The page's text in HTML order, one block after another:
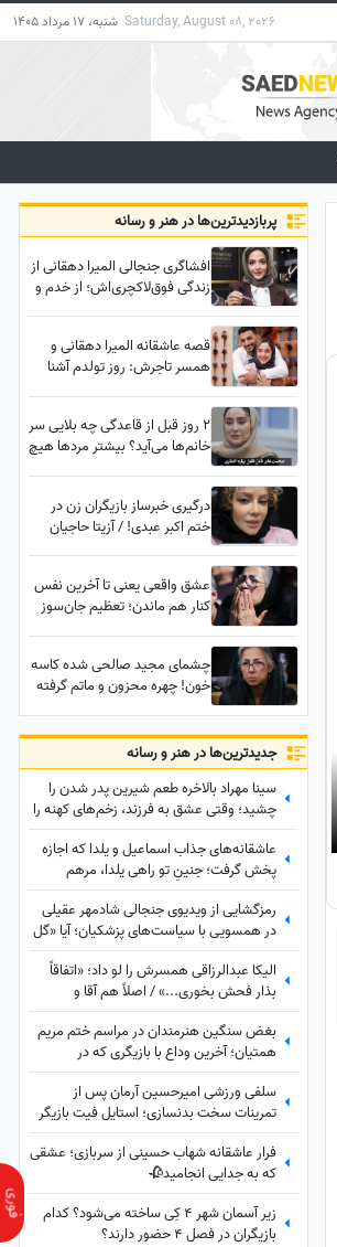
Saturday, August 08, 2026 شنبه، 17 مرداد 1405
پربازدید‌ترین‌ها در هنر و رسانه
افشاگری جنجالی المیرا دهقانی از
زندگی فوق‌لاکچری‌اش؛ از خدم و
قصه عاشقانه المیرا دهقانی و
همسر تاجرش: روز تولدم آشنا
2 روز قبل از قاعدگی چه بلایی سر
خانم‌ها می‌آید؟ بیشتر مردها هیچ
سیکل قاعدگی کارش به طلاق و
کتک‌کاری کشید
درگیری خبرساز بازیگران زن در
ختم اکبر عبدی! / آزیتا حاجیان
شهرک غرب به بار آمد!
عشق واقعی یعنی تا آخرین نفس
کنار هم ماندن؛ تعظیم جان‌سوز
چشمای مجید صالحی شده کاسه
خون! چهره محزون و ماتم گرفته
صدف اسپهبدی، مریم مومن، ژاله
صامتی، نسرین مقانلو و...
جدید‌ترین‌ها در هنر و رسانه
سینا مهراد بالاخره طعم شیرین پدر شدن را
چشید؛ وقتی عشق به فرزند، زخم‌های کهنه را
شست و در نهایت همان چیزی نصیبش شد
که مردها از زندگی می‌خواهند!
عاشقانه‌های جذاب اسماعیل و یلدا که اجازه
پخش گرفت؛ جنینِ تو راهی یلدا، مرهم
زخم‌های سینا مهراد شد!
رمزگشایی از ویدیوی جنجالی شادمهر عقیلی
در همسویی با سیاست‌های پزشکیان؛ آیا «گل
یاس» بلیت برگشت به خانه است؟
الیکا عبدالرزاقی همسرش را لو داد؛ «اتفاقاً
بذار فحش بخوری...» / اصلاً هم آقا و
متشخص نیست!
بغض سنگین هنرمندان در مراسم ختم مریم
همتیان؛ آخرین وداع با بازیگری که در
33سالگی تسلیم سرطان شد / از سامان
صفاری و ستاره اسکندری تا مسعود فراستی و
هانیه غلامی در سوگ بازیگر فقید
سلفی ورزشی امیرحسین آرمان پس از
تمرینات سخت بدنسازی؛ استایل فیت بازیگر
محبوب در باشگاه
فرار عاشقانه شهاب حسینی از سربازی؛ عشقی
که به جدایی انجامید🥀
زیر آسمان شهر 4 کِی ساخته می‌شود؟ کدام
بازیگران در فصل 4 حضور دارند؟